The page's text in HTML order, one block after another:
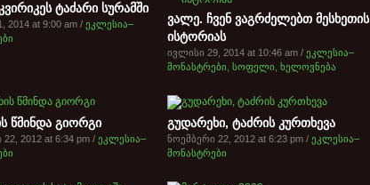
ტაძარი სურამში
2014 at 9:00 am / ეკლესია–
ვალე. ჩვენ ვაგრძელებთ მესხეთის
ისტორიას
ივლისი 29, 2014 at 10:46 am / ეკლესია–
მონასტრები სოფელი ხელოვნება
წმინდა გიორგი
2012 at 6:34 pm / ეკლესია–
გუდარეხი, ტაძრის კურთხევა
ნოემბერი 22, 2012 at 6:23 pm / ეკლესია–
მონასტრები